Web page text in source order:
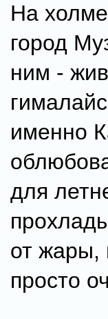
На
город
ним -
именно
для
от жары,
просто